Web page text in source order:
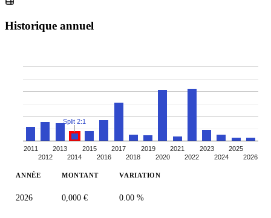
Historique annuel
2011
2012
2013
2014
2015
2016
2017
2018
2019
2020
2021
2022
2023
2024
2025
2026
Split 2:1
ANNÉE MONTANT VARIATION
2026 0,000 € 0.00 %